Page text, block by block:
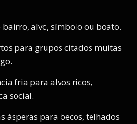
bairro, alvo, símbolo ou boato.
para grupos citados muitas
fria para alvos ricos,
social.
ásperas para becos, telhados